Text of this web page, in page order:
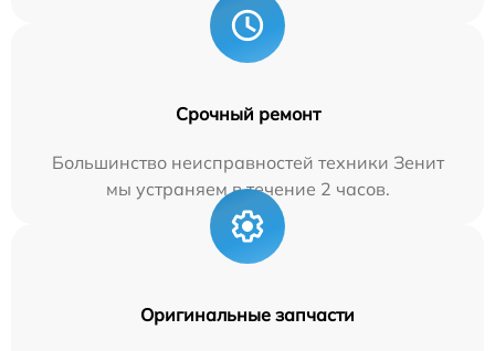
Срочный ремонт
Большинство неисправностей техники Зенит
мы устраняем в течение 2 часов.
Оригинальные запчасти